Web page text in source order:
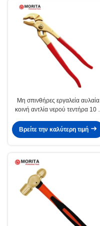
Μη σπινθήρες εργαλεία αυλαία
κοινή αντλία νερού τεντήρα 10 ",
7,8% αέριο υδρογόνου 21%
Βρείτε την καλύτερη τιμή